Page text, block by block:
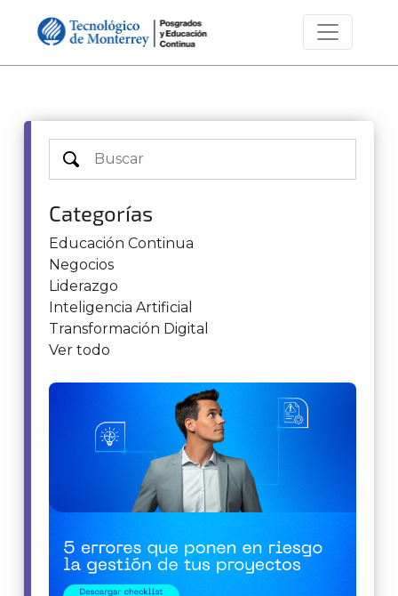
Categorías
Educación Continua
Negocios
Liderazgo
Inteligencia Artificial
Transformación Digital
Ver todo